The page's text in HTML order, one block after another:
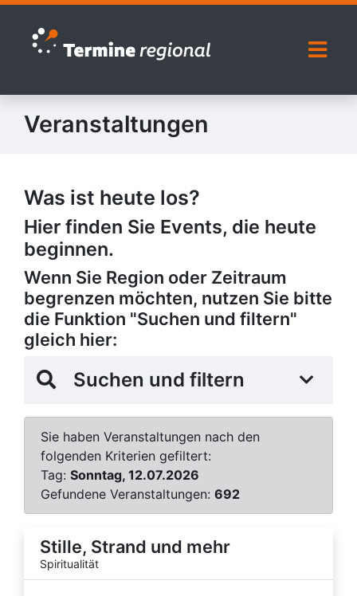
Zur Navigation springen
Zum Inhalt springen
Veranstaltungen
Was ist heute los?
Hier finden Sie Events, die heute
beginnen.
Wenn Sie Region oder Zeitraum
begrenzen möchten, nutzen Sie bitte
die Funktion "Suchen und filtern"
gleich hier:
Suchen und filtern
Sie haben Veranstaltungen nach den
folgenden Kriterien gefiltert:
Tag: Sonntag, 12.07.2026
Gefundene Veranstaltungen: 692
Stille, Strand und mehr
Spiritualität